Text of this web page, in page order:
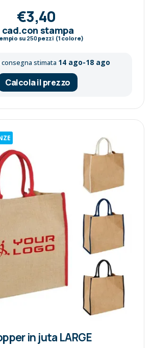
€3,40
cad.con stampa
su 250pezzi (1 colore)
stimata 14 ago-18 ago
Calcola il prezzo
in juta LARGE